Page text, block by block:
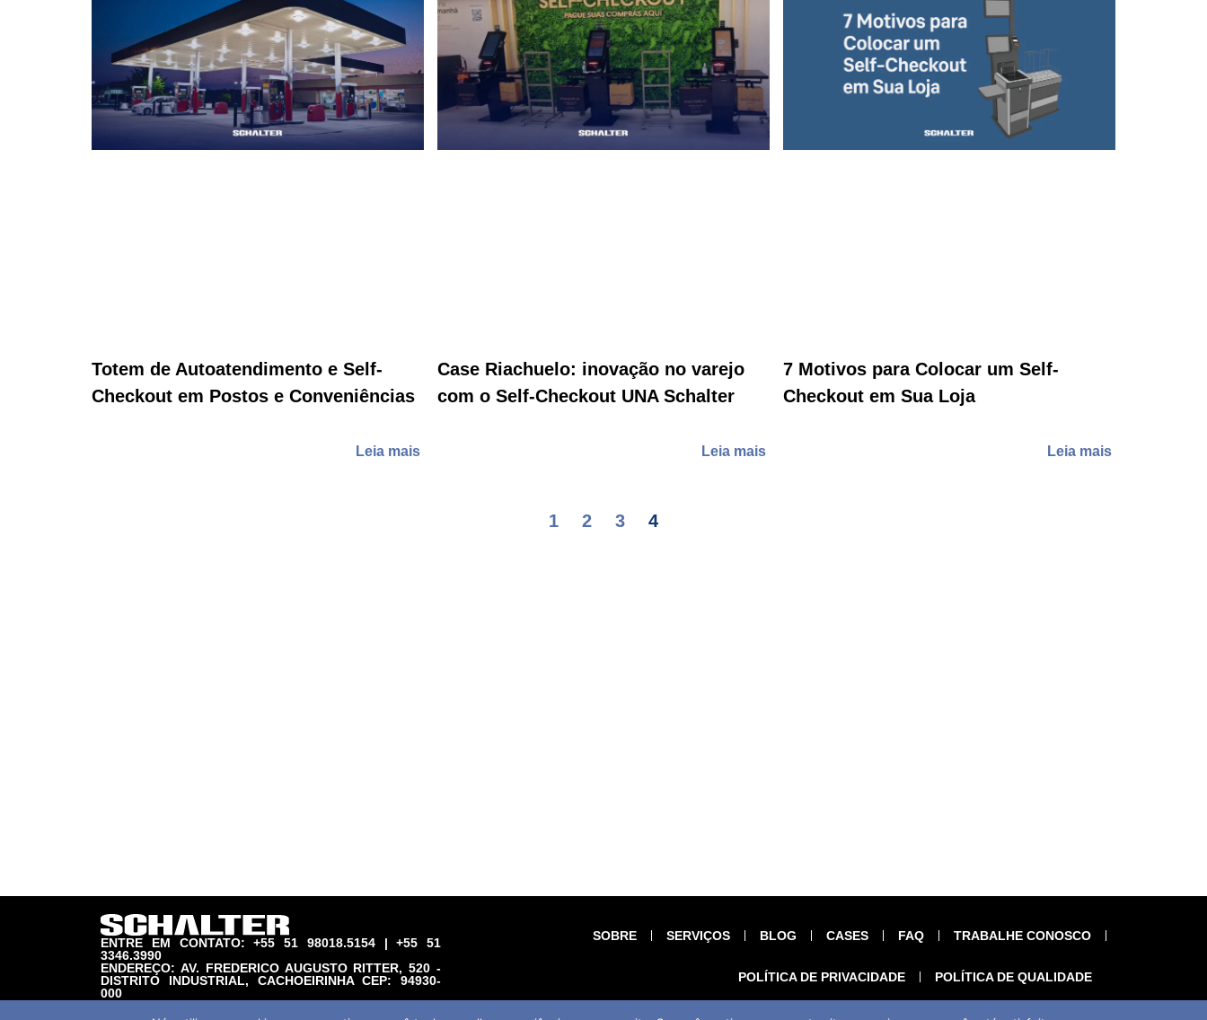
Totem de Autoatendimento e Self-
Checkout em Postos e Conveniências
Leia mais
Case Riachuelo: inovação no varejo
com o Self-Checkout UNA Schalter
Leia mais
7 Motivos para Colocar um Self-
Checkout em Sua Loja
Leia mais
1 2 3 4
ENTRE EM CONTATO: +55 51 98018.5154 | +55 51
3346.3990
ENDEREÇO: AV. FREDERICO AUGUSTO RITTER, 520 -
DISTRITO INDUSTRIAL, CACHOEIRINHA CEP: 94930-
000
SOBRE SERVIÇOS BLOG CASES FAQ TRABALHE CONOSCO
POLÍTICA DE PRIVACIDADE POLÍTICA DE QUALIDADE